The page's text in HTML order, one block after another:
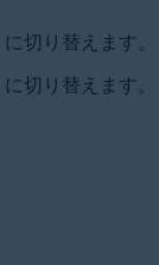
切り替えます。
切り替えます。